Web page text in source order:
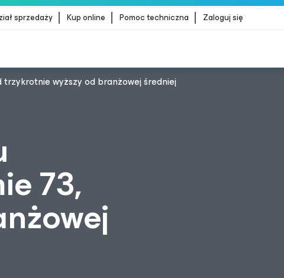
sprzedaży Kup online Pomoc techniczna Zaloguj się
wyższy od branżowej średniej
73,